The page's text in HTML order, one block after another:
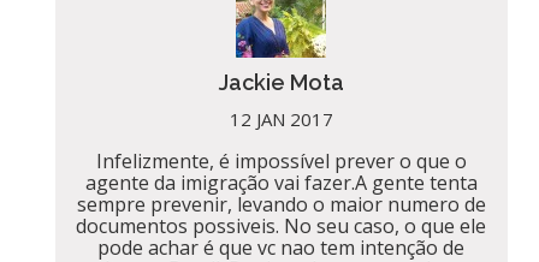
Jackie Mota
12 JAN 2017
Infelizmente, é impossível prever o que o
agente da imigração vai fazer.A gente tenta
sempre prevenir, levando o maior numero de
documentos possiveis. No seu caso, o que ele
pode achar é que vc nao tem intenção de